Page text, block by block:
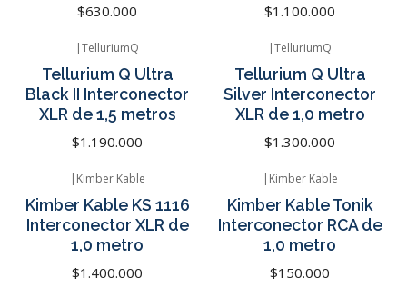
$630.000 $1.100.000
|TelluriumQ
Tellurium Q Ultra
Black II Interconector
XLR de 1,5 metros
$1.190.000
|TelluriumQ
Tellurium Q Ultra
Silver Interconector
XLR de 1,0 metro
$1.300.000
| Kimber Kable
Kimber Kable KS 1116
Interconector XLR de
1,0 metro
$1.400.000
| Kimber Kable
Kimber Kable Tonik
Interconector RCA de
1,0 metro
$150.000